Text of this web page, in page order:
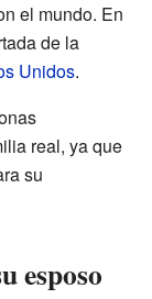
el mundo. En
de la
Unidos.
real, ya que
su
esposo